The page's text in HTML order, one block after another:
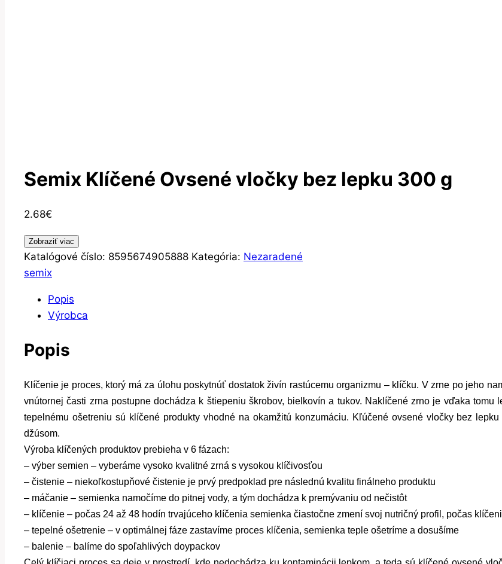
Semix Klíčené Ovsené vločky bez lepku 300 g
2.68€
Zobraziť viac
Katalógové číslo: 8595674905888 Kategória: Nezaradené
semix
Popis
Výrobca
Popis
Klíčenie je proces, ktorý má za úlohu poskytnúť dostatok živín rastúcemu organizmu – klíčku. V zrne po jeho
vnútornej časti zrna postupne dochádza k štiepeniu škrobov, bielkovín a tukov. Naklíčené zrno je vďaka
tepelnému ošetreniu sú klíčené produkty vhodné na okamžitú konzumáciu. Kľúčené ovsené vločky bez
džúsom.
Výroba klíčených produktov prebieha v 6 fázach:
– výber semien – vyberáme vysoko kvalitné zrná s vysokou klíčivosťou
– čistenie – niekoľkostupňové čistenie je prvý predpoklad pre následnú kvalitu finálneho produktu
– máčanie – semienka namočíme do pitnej vody, a tým dochádza k premývaniu od nečistôt
– klíčenie – počas 24 až 48 hodín trvajúceho klíčenia semienka čiastočne zmení svoj nutričný profil, počas
– tepelné ošetrenie – v optimálnej fáze zastavíme proces klíčenia, semienka teple ošetríme a dosušíme
– balenie – balíme do spoľahlivých doypackov